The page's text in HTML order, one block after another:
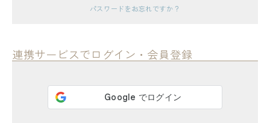
レディースボトムス
会員ステージ特典プログラムについて
パスワードをお忘れですか？
連携サービスでログイン・会員登録